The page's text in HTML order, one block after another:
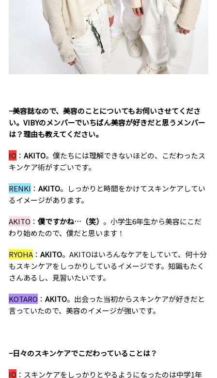
−美容誌なので、美容のことについてもお伺いさせてくださ
い。 VIBYのメンバーでいちばん美容が好きだと思うメンバー
は？理由も教えてください。
IO ： AKITO。僕たちには理解できないほどの、こだわったス
キンケア術がすごいです。
RENKI ： AKITO。しっかりと時間をかけてスキンケアしてい
るイメージがあります。
AKITO ： 僕ですかね… （笑） 。小学生6年生から美容にこだ
わり始めたので、僕だと思います！
RYOHA： AKITO。 AKITOはいろんなケアをしていて、何十分
もスキンケアをしっかりしているイメージです。知識もたく
さんあるし、見習いたいです。
KOTARO ： AKITO。出会った当初からスキンケアが好きだと
言っていたので、美容のイメージが強いです。
−日々のスキンケアでこだわっていることは？
IO ：スキンケアをしっかりとやるようになったのは中学1年